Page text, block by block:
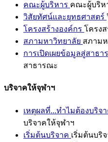
คณะผู้บริหาร คณะผู้บริห
วิสัยทัศน์และยุทธศาสตร์
โครงสร้างองค์กร โครง
สภามหาวิทยาลัย สภาม
การเปิดเผยข้อมูลสู่สาธา
สาธารณะ
บริจาคให้จุฬาฯ
เหตุผลที่...ทำไมต้องบริจ
บริจาคให้จุฬาฯ
เริ่มต้นบริจาค เริ่มต้นบริ